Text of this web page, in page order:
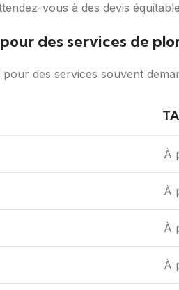
vous à des devis
des services de
des services souvent
À
À
À
À